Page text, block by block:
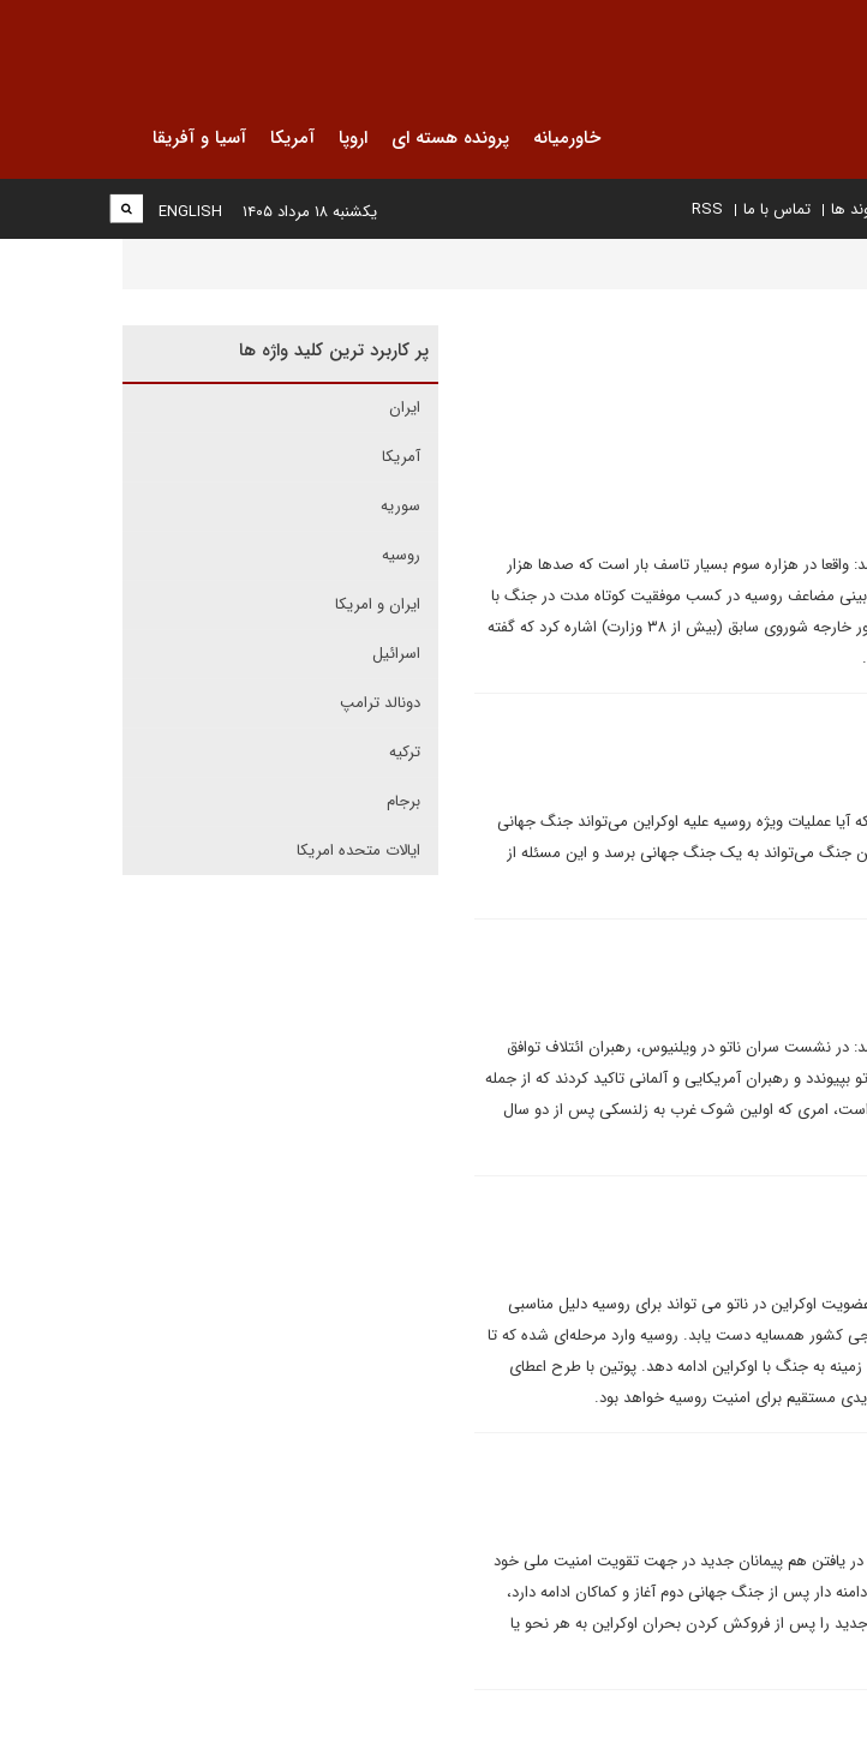
خاورمیانه پرونده هسته ای اروپا آمریکا آسیا و آفریقا
ها تماس با ما RSS
ENGLISH یکشنبه ۱۸ مرداد ۱۴۰۵
واقعا در هزاره سوم بسیار تاسف بار است که صدها هزار
بینی مضاعف روسیه در کسب موفقیت کوتاه مدت در جنگ با
اوکراین می شوند. اینجا باید به جمله ای از آندری گرمیکو، وزیر امور خارجه شوروی سابق (بیش از ۳۸ وزارت) اشاره کرد که گفته
عملیات ویژه روسیه علیه اوکراین می‌تواند جنگ جهانی
جنگ می‌تواند به یک جنگ جهانی برسد و این مسئله از
در نشست سران ناتو در ویلنیوس، رهبران ائتلاف توافق
و رهبران آمریکایی و آلمانی تاکید کردند که از جمله
امری که اولین شوک غرب به زلنسکی پس از دو سال
اوکراین در ناتو می تواند برای روسیه دلیل مناسبی
کشور همسایه دست یابد. روسیه وارد مرحله‌ای شده که تا
به جنگ با اوکراین ادامه ‌دهد. پوتین با طرح اعطای
مستقیم برای امنیت روسیه خواهد بود.
در یافتن هم پیمانان جدید در جهت تقویت امنیت ملی خود
دار پس از جنگ جهانی دوم آغاز و کماکان ادامه دارد،
جدید را پس از فروکش کردن بحران اوکراین به هر نحو یا
پر کاربرد ترین کلید واژه ها
ایران
آمریکا
سوریه
روسیه
ایران و امریکا
اسرائیل
دونالد ترامپ
ترکیه
برجام
ایالات متحده امریکا